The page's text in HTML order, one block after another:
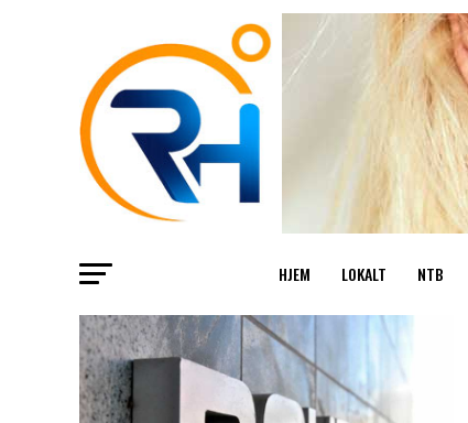
HJEM LOKALT NTB